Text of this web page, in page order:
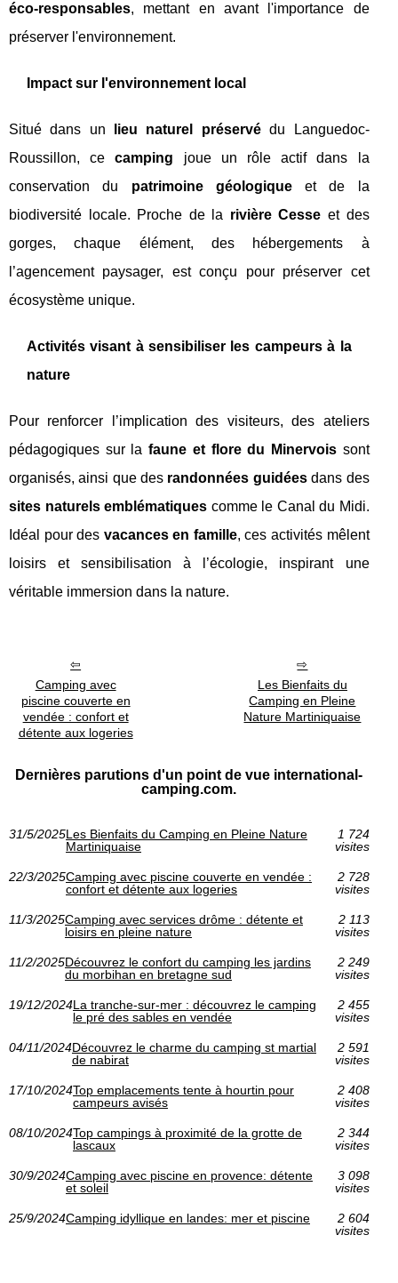
éco-responsables, mettant en avant l'importance de
préserver l'environnement.
Impact sur l'environnement local
Situé dans un lieu naturel préservédu Languedoc-
Roussillon, cecamping joue un rôle actif dans la
conservation du patrimoine géologiqueet de la
biodiversité locale. Proche de la rivière Cesse et des
gorges, chaque élément, des hébergements à
l’agencement paysager, est conçu pour préserver cet
écosystème unique.
Activités visant à sensibiliser les campeurs à la
nature
Pour renforcer l’implication des visiteurs, des ateliers
pédagogiques sur lafaune et flore du Minervoissont
organisés, ainsi que des randonnées guidéesdans des
sites naturels emblématiques comme le Canal du Midi.
Idéal pour des vacances en famille, ces activités mêlent
loisirs et sensibilisation à l’écologie, inspirant une
véritable immersion dans la nature.
Camping avec
piscine couverte en
vendée : confort et
détente aux logeries
Les Bienfaits du
Camping en Pleine
Nature Martiniquaise
Dernières parutions d'un point de vue international-
camping.com.
31/5/2025Les Bienfaits du Camping en Pleine Nature
Martiniquaise
1 724
visites
22/3/2025Camping avec piscine couverte en vendée :
confort et détente aux logeries
2 728
visites
11/3/2025Camping avec services drôme : détente et
loisirs en pleine nature
2 113
visites
11/2/2025Découvrez le confort du camping les jardins
du morbihan en bretagne sud
2 249
visites
19/12/2024La tranche-sur-mer : découvrez le camping
le pré des sables en vendée
2 455
visites
04/11/2024Découvrez le charme du camping st martial
de nabirat
2 591
visites
17/10/2024Top emplacements tente à hourtin pour
campeurs avisés
2 408
visites
08/10/2024Top campings à proximité de la grotte de
lascaux
2 344
visites
30/9/2024Camping avec piscine en provence: détente
et soleil
3 098
visites
25/9/2024Camping idyllique en landes: mer et piscine
2 604
visites